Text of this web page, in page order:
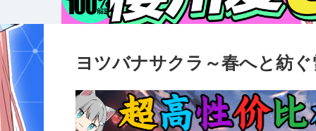
ヨツバナサクラ～春へと紡